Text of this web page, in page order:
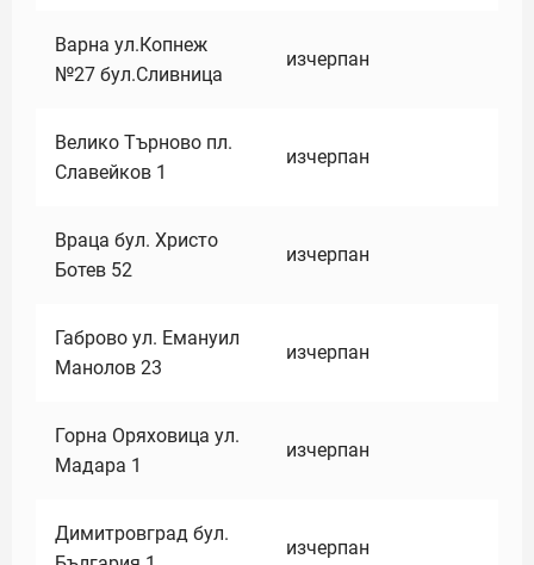
Варна ул.Копнеж
№27 бул.Сливница
изчерпан
Велико Търново пл.
Славейков 1
изчерпан
Враца бул. Христо
Ботев 52
изчерпан
Габрово ул. Емануил
Манолов 23
изчерпан
Горна Оряховица ул.
Мадара 1
изчерпан
Димитровград бул.
изчерпан